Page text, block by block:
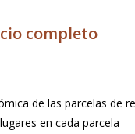
completo
de las parcelas de
en cada parcela